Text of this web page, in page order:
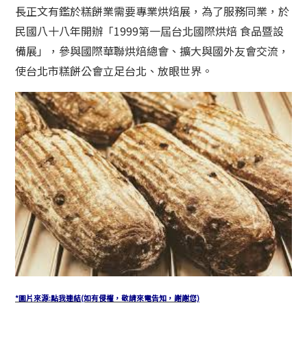
長正文有鑑於糕餅業需要專業烘焙展，為了服務同業，於
民國八十八年開辦「1999第一屆台北國際烘焙 食品暨設
備展」，參與國際華聯烘焙總會、擴大與國外友會交流，
使台北市糕餅公會立足台北、放眼世界。
*圖片來源:點我連結(如有侵權，敬請來電告知，謝謝您)